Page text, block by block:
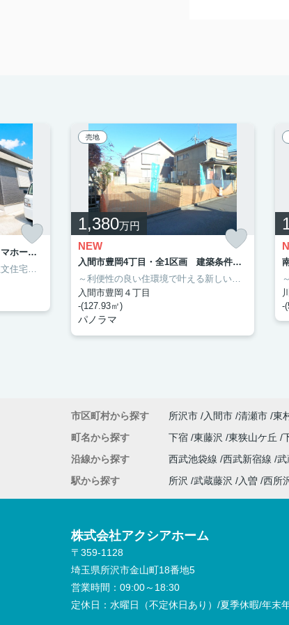
最上階 ■南西向き、間取り3LDK ／「まずは見てみよう」が大事で
、収納スペースあり■通学区域…椿峰小学校・上山口中学校 ■主要
ック付マンション■不在時に便利な宅配ボックス完備■ペット飼育可
入間市新久 中古一戸建 ～タマホーム施工・平屋創り～
～タマホーム施工の平屋建て注文住宅～
■西武池袋線 仏子駅 徒歩15分（バス便あり、コミュニティ
売地
1,380万円
NEW
入間市豊岡4丁目・全1区画 建築条件なし土地 ～買物便利～
～利便性の良い住環境で叶える新しい新生活～
■
入間市豊岡４丁目
-(127.93㎡)
パノラマ
-
市区町村から探す 所沢市 入間市 清瀬市 東
町名から探す
下宿 東藤沢 東狭山ケ丘
沿線から探す
西武池袋線 西武新宿線 武
駅から探す
所沢 武蔵藤沢 入曽 西所
株式会社アクシアホーム
〒359-1128
埼玉県所沢市金山町18番地5
営業時間： 09:00～18:30
定休日： 水曜日（不定休日あり）/夏季休暇/年末